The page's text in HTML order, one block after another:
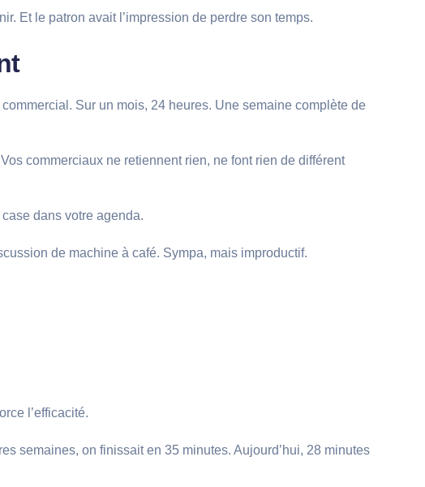
Et le patron avait l’impression de perdre son temps.
Sur un mois, 24 heures. Une semaine complète de
commerciaux ne retiennent rien, ne font rien de différent
dans votre agenda.
de machine à café. Sympa, mais improductif.
l’efficacité.
semaines, on finissait en 35 minutes. Aujourd’hui, 28 minutes